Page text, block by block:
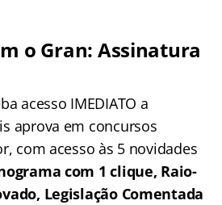
o Gran: Assinatura
acesso IMEDIATO a
aprova em concursos
com acesso às 5 novidades
com 1 clique, Raio-
Legislação Comentada